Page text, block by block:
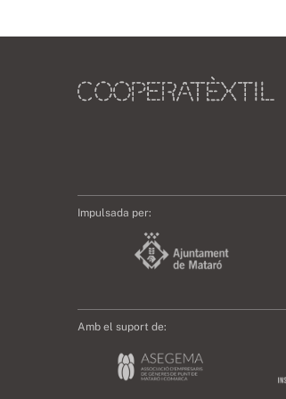
Impulsada per:
Amb el suport de: